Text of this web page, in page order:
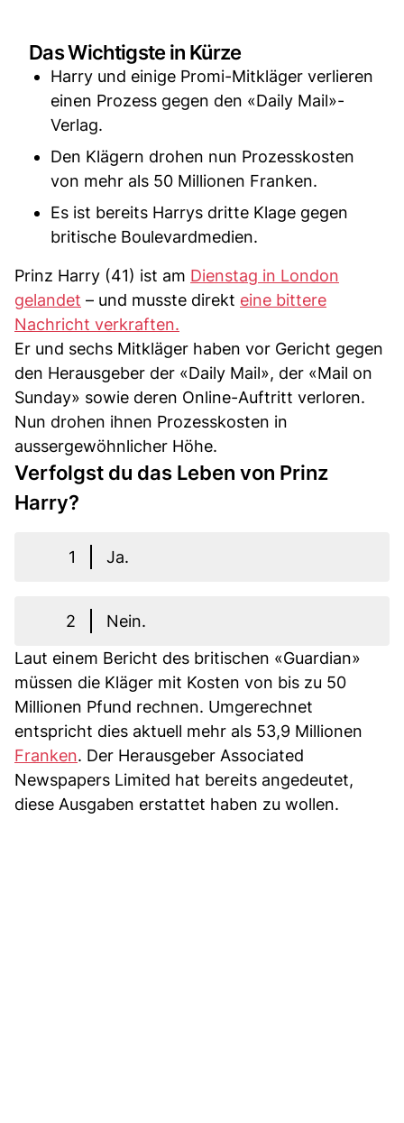
Das Wichtigste in Kürze
Harry und einige Promi-Mitkläger verlieren
einen Prozess gegen den «Daily Mail»-
Verlag.
Den Klägern drohen nun Prozesskosten
von mehr als 50 Millionen Franken.
Es ist bereits Harrys dritte Klage gegen
britische Boulevardmedien.
Prinz Harry (41) ist am Dienstag in London
gelandet – und musste direkt eine bittere
Nachricht verkraften.
Er und sechs Mitkläger haben vor Gericht gegen
den Herausgeber der «Daily Mail», der «Mail on
Sunday» sowie deren Online-Auftritt verloren.
Nun drohen ihnen Prozesskosten in
aussergewöhnlicher Höhe.
Verfolgst du das Leben von Prinz
Harry?
1 Ja.
2
Nein.
Laut einem Bericht des britischen «Guardian»
müssen die Kläger mit Kosten von bis zu 50
Millionen Pfund rechnen. Umgerechnet
entspricht dies aktuell mehr als 53,9 Millionen
Franken. Der Herausgeber Associated
Newspapers Limited hat bereits angedeutet,
diese Ausgaben erstattet haben zu wollen.